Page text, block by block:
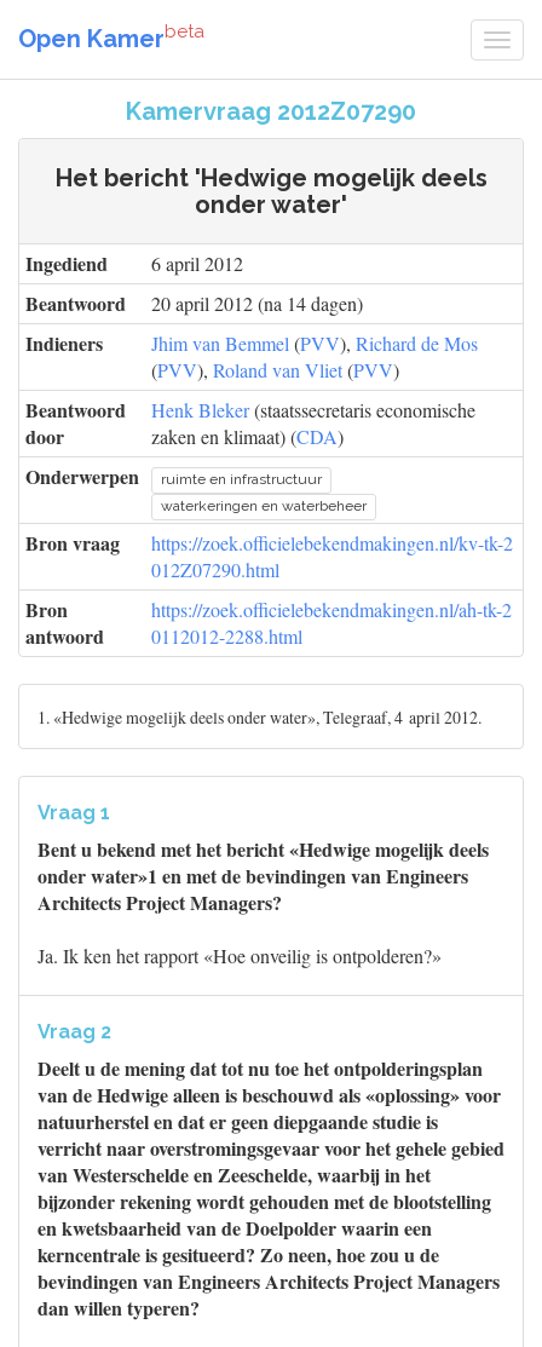
Open Kamerbeta
Kamervraag 2012Z07290
Het bericht 'Hedwige mogelijk deels
onder water'
Ingediend 6 april 2012
Beantwoord 20 april 2012 (na 14 dagen)
Indieners Jhim van Bemmel (PVV), Richard de Mos
(PVV), Roland van Vliet(PVV)
Beantwoord
door
Henk Bleker(staatssecretaris economische
zaken en klimaat) (CDA)
Onderwerpen
ruimte en infrastructuur
waterkeringen en waterbeheer
Bron vraag
https://zoek.officielebekendmakingen.nl/kv-tk-2
012Z07290.html
Bron
antwoord
https://zoek.officielebekendmakingen.nl/ah-tk-2
0112012-2288.html
1. «Hedwige mogelijk deels onder water», Telegraaf, 4 april 2012.
Vraag 1
Bent u bekend met het bericht «Hedwige mogelijk deels
onder water»1 en met de bevindingen van Engineers
Architects Project Managers?
Ja. Ik ken het rapport «Hoe onveilig is ontpolderen?»
Vraag 2
Deelt u de mening dat tot nu toe het ontpolderingsplan
van de Hedwige alleen is beschouwd als «oplossing» voor
natuurherstel en dat er geen diepgaande studie is
verricht naar overstromingsgevaar voor het gehele gebied
van Westerschelde en Zeeschelde, waarbij in het
bijzonder rekening wordt gehouden met de blootstelling
en kwetsbaarheid van de Doelpolder waarin een
kerncentrale is gesitueerd? Zo neen, hoe zou u de
bevindingen van Engineers Architects Project Managers
dan willen typeren?